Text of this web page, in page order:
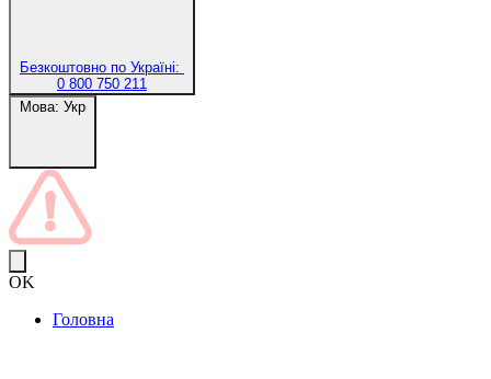
Безкоштовно по Україні:
0 800 750 211
Мова: Укр
OK
Головна